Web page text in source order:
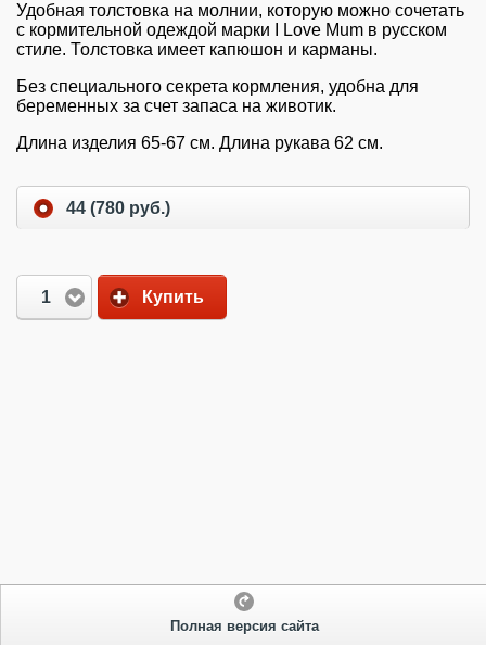
Удобная толстовка на молнии, которую можно сочетать
с кормительной одеждой марки I Love Mum в русском
стиле. Толстовка имеет капюшон и карманы.
Без специального секрета кормления, удобна для
беременных за счет запаса на животик.
Длина изделия 65-67 см. Длина рукава 62 см.
44 (780 руб.)
1 Купить
Полная версия сайта